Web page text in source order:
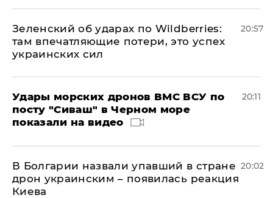
Зеленский об ударах по Wildberries:
там впечатляющие потери, это успех
украинских сил
20:57
Удары морских дронов ВМС ВСУ по
посту "Сиваш" в Черном море
показали на видео
20:11
В Болгарии назвали упавший в стране
дрон украинским – появилась реакция
Киева
20:02